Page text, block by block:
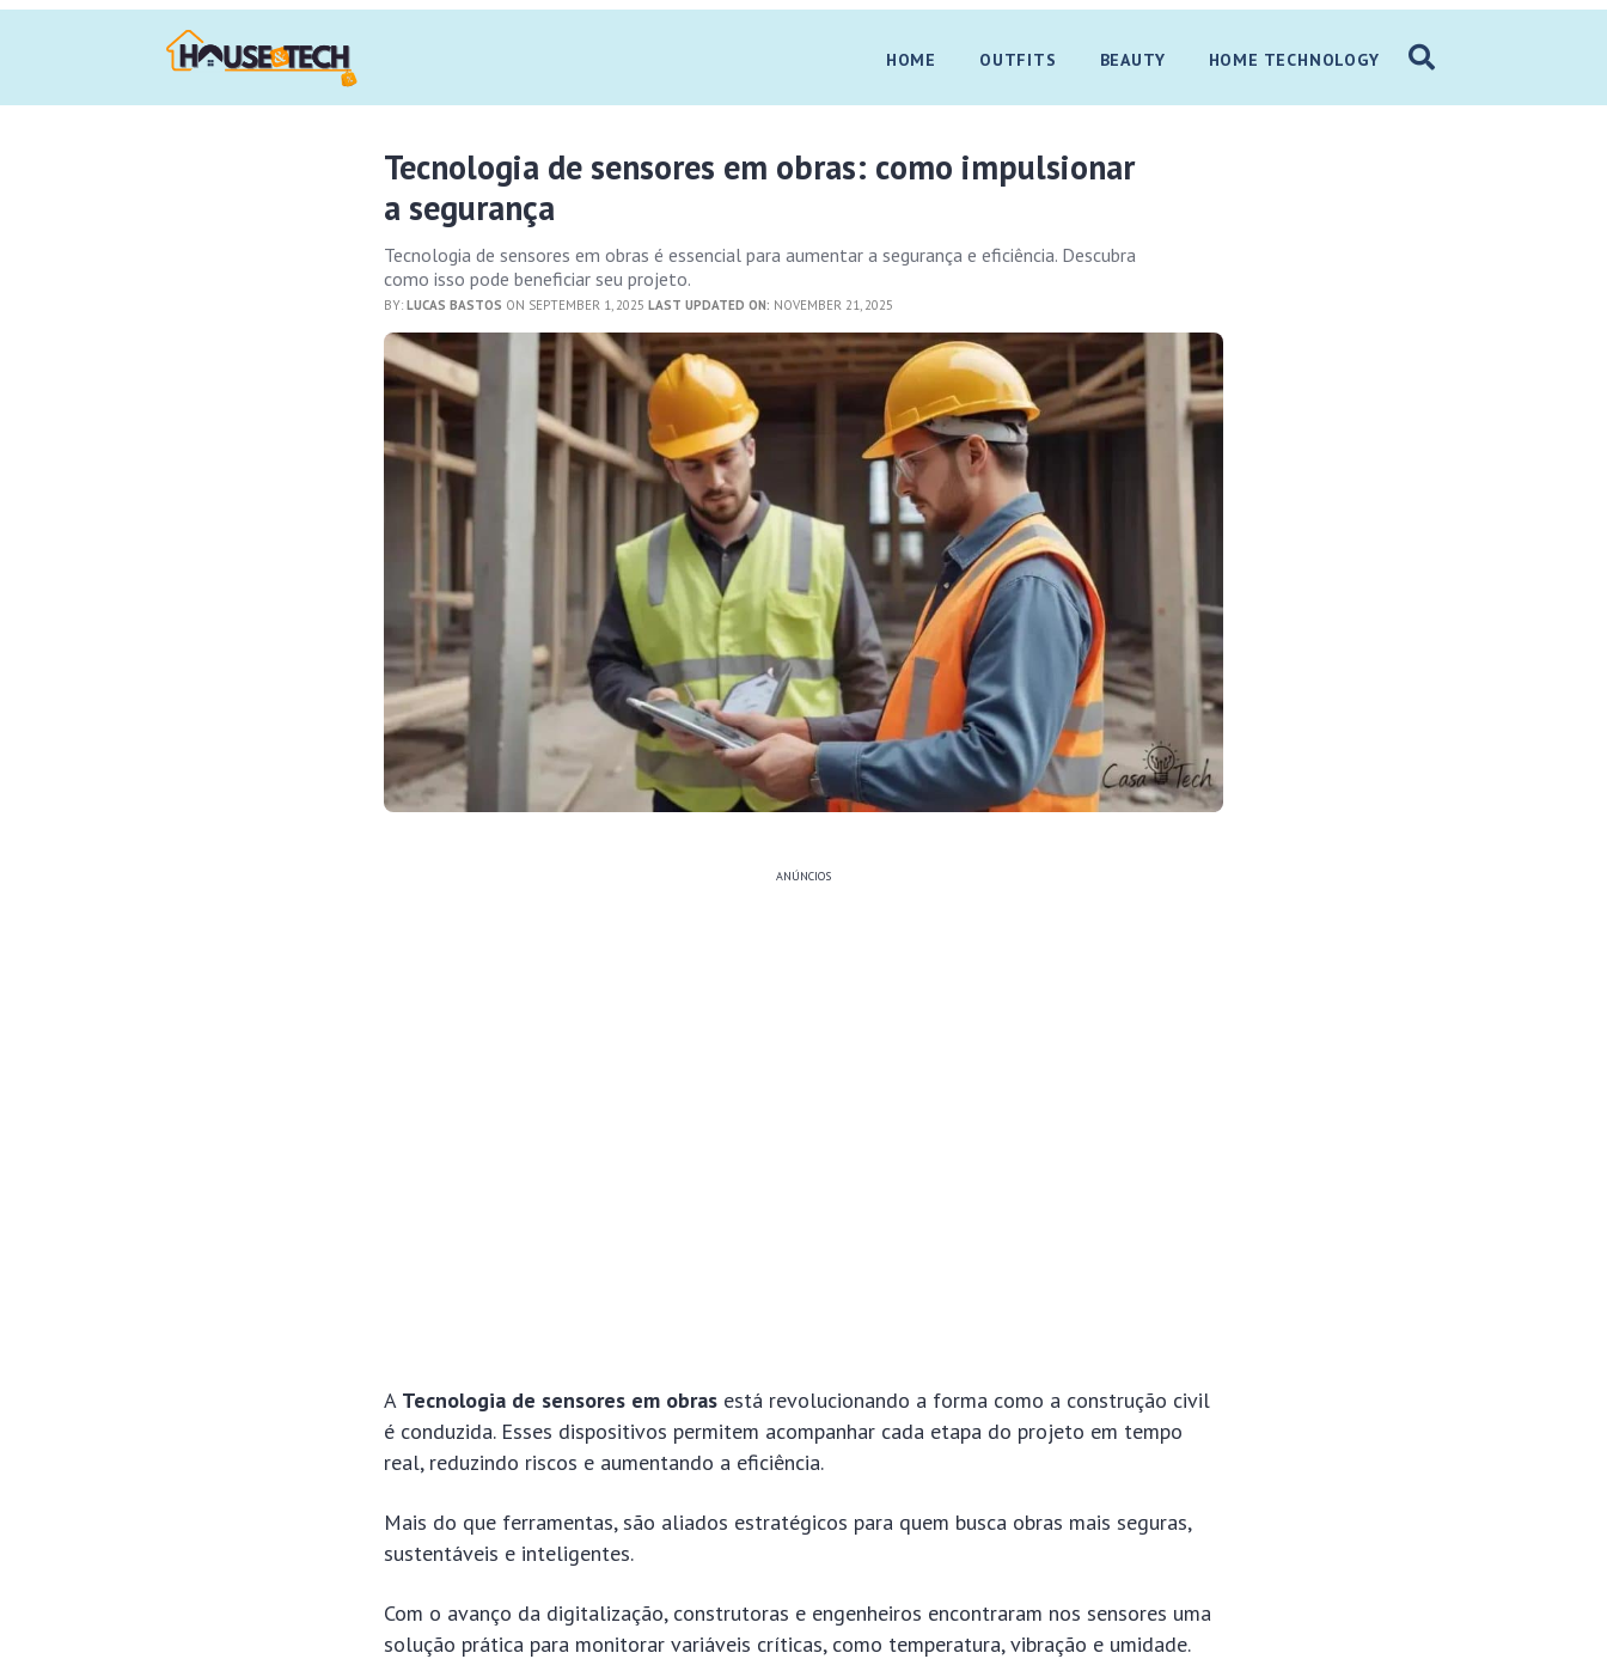
HOME OUTFITS BEAUTY HOME TECHNOLOGY
Tecnologia de sensores em obras: como impulsionar
a segurança
Tecnologia de sensores em obras é essencial para aumentar a segurança e eficiência. Descubra
como isso pode beneficiar seu projeto.
BY:LUCAS BASTOS ON SEPTEMBER 1, 2025LAST UPDATED ON: NOVEMBER 21, 2025
ANÚNCIOS
A Tecnologia de sensores em obras está revolucionando a forma como a construção civil
é conduzida. Esses dispositivos permitem acompanhar cada etapa do projeto em tempo
real, reduzindo riscos e aumentando a eficiência.
Mais do que ferramentas, são aliados estratégicos para quem busca obras mais seguras,
sustentáveis e inteligentes.
Com o avanço da digitalização, construtoras e engenheiros encontraram nos sensores uma
solução prática para monitorar variáveis críticas, como temperatura, vibração e umidade.